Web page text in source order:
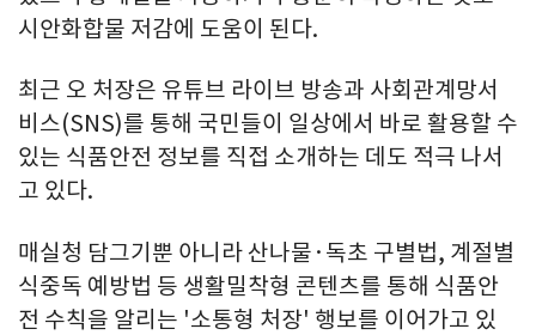
시안화합물 저감에 도움이 된다.
최근 오 처장은 유튜브 라이브 방송과 사회관계망서
비스(SNS)를 통해 국민들이 일상에서 바로 활용할 수
있는 식품안전 정보를 직접 소개하는 데도 적극 나서
고 있다.
매실청 담그기뿐 아니라 산나물·독초 구별법, 계절별
식중독 예방법 등 생활밀착형 콘텐츠를 통해 식품안
전 수칙을 알리는 '소통형 처장' 행보를 이어가고 있